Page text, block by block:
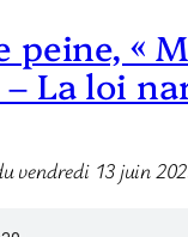
peine, «
La loi
vendredi 13 juin